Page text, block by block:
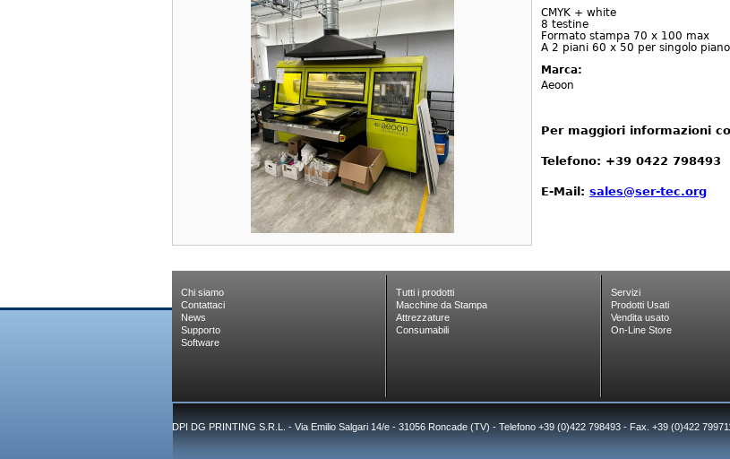
CMYK + white
8 testine
Formato stampa 70 x 100 max
A 2 piani 60 x 50 per singolo piano
Marca:
Aeoon
Per maggiori informazioni
Telefono: +39 0422 798493
E-Mail: sales@ser-tec.org
Chi siamo
Contattaci
News
Supporto
Software
Tutti i prodotti
Macchine da Stampa
Attrezzature
Consumabili
Servizi
Prodotti Usati
Vendita usato
On-Line Store
DPI DG PRINTING S.R.L. - Via Emilio Salgari 14/e - 31056 Roncade (TV) - Telefono +39 (0)422 798493 - Fax. +39 (0)422